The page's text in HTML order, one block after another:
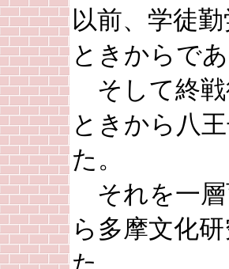
以前、学徒
ときからであ
そして終戦
ときから八
た。
それを一層
ら多摩文化